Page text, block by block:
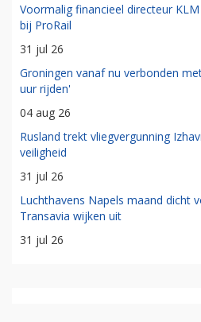
Voormalig financieel directeur
bij ProRail
31 jul 26
Groningen vanaf nu verbonden
uur rijden'
04 aug 26
Rusland trekt vliegvergunning
veiligheid
31 jul 26
Luchthavens Napels maand dicht
Transavia wijken uit
31 jul 26